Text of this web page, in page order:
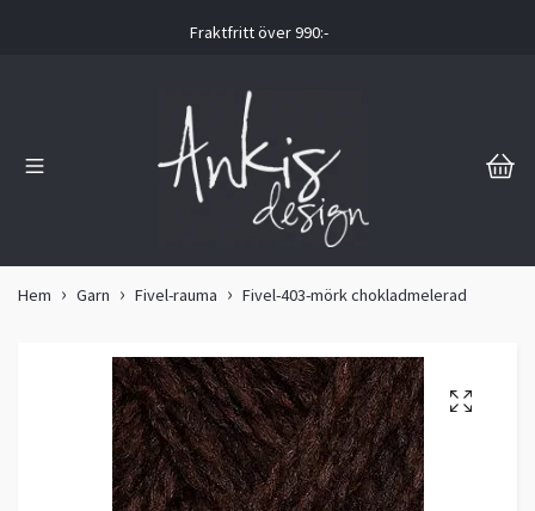
Fraktfritt över 990:-
Hem Garn Fivel-rauma Fivel-403-mörk chokladmelerad